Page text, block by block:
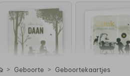
Geboorte Geboortekaartjes